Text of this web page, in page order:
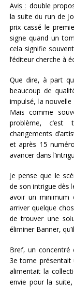
Avis : double
la suite du run de
prix cassé le
signe quand un
cela signifie
l’éditeur cherche à
Que dire, à part
beaucoup de
impulsé, la
Mais comme
problème, c’est
changements
et après 15
avancer dans
Je pense que le
de son intrigue dès
avoir un minimum
arriver quelque
de trouver une
éliminer Banner,
Bref, un concentré
3e tome présentait
alimentait la
envie pour la